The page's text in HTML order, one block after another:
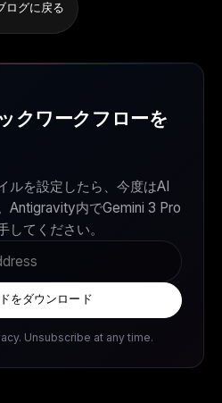
ログに戻る
クワークフローを
ルを設定したら、今度はAI
Antigravity内でGemini 3 Pro
してください。
をダウンロード
Unsubscribe at any time.